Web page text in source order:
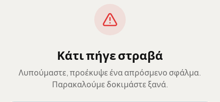
Κάτι πήγε στραβά
Λυπούμαστε, προέκυψε ένα απρόσμενο σφάλμα.
Παρακαλούμε δοκιμάστε ξανά.